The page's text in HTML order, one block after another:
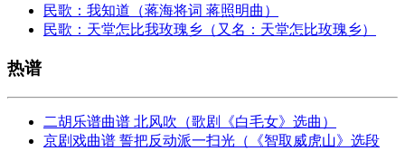
民歌：我知道（蒋海将词 蒋照明曲）
民歌：天堂怎比我玫瑰乡（又名：天堂怎比玫瑰乡）
热谱
二胡乐谱曲谱 北风吹（歌剧《白毛女》选曲）
京剧戏曲谱 誓把反动派一扫光（《智取威虎山》选段